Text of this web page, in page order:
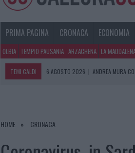
PRIMA PAGINA CRONACA ECONOMIA
OLBIA TEMPIO PAUSANIA ARZACHENA LA
TEMI CALDI 6 AGOSTO 2026 | ANDREA MURA
7 AGOSTO 2026
|
HOME CRONACA